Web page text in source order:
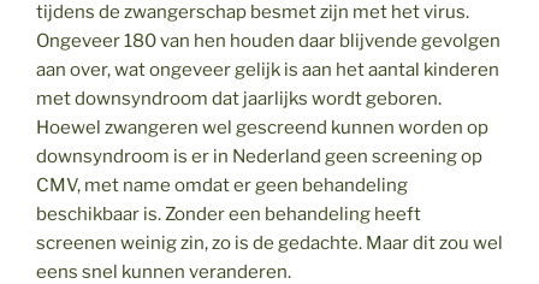
tijdens de zwangerschap besmet zijn met het virus.
Ongeveer 180 van hen houden daar blijvende gevolgen
aan over, wat ongeveer gelijk is aan het aantal kinderen
met downsyndroom dat jaarlijks wordt geboren.
Hoewel zwangeren wel gescreend kunnen worden op
downsyndroom is er in Nederland geen screening op
CMV, met name omdat er geen behandeling
beschikbaar is. Zonder een behandeling heeft
screenen weinig zin, zo is de gedachte. Maar dit zou wel
eens snel kunnen veranderen.